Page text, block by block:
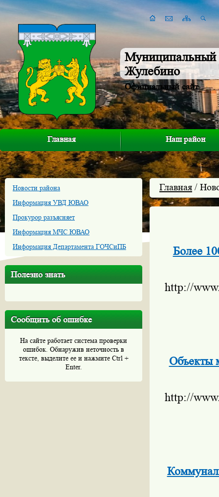
Муниципальный
Жулебино
Официальный сайт
Главная Наш район
Новости района
Информация УВД ЮВАО
Прокурор разъясняет
Информация МЧС ЮВАО
Информация Департамента ГОЧСиПБ
Полезно знать
Сообщить об ошибке
На сайте работает система проверки
ошибок. Обнаружив неточность в
тексте, выделите ее и нажмите Ctrl +
Enter.
Главная /
Более
http://
Объекты
http://